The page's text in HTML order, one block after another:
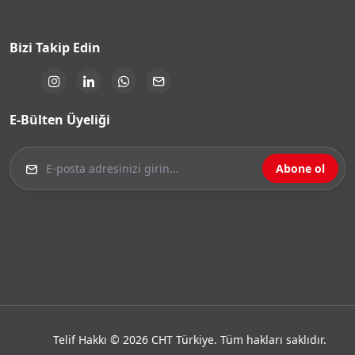
Bizi Takip Edin
E-Bülten Üyeliği
Abone ol
Telif Hakkı © 2026 CHT Türkiye. Tüm hakları saklıdır.